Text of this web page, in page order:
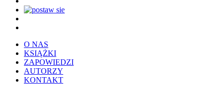
O NAS
KSIĄŻKI
ZAPOWIEDZI
AUTORZY
KONTAKT